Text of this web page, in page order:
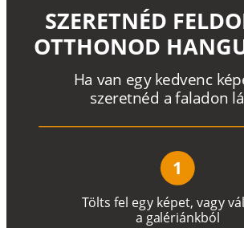
Tölts fel egy képet, vagyvál
a galériánkból
Ha van egy kedvenc kép
szeretnéd a faladon lá
SZERETNÉD
OTTHONOD
1